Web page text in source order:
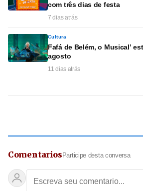
com três dias de festa
7 dias atrás
Cultura
Fafá de Belém, o Musical’
agosto
11 dias atrás
Comentarios Participe desta conversa